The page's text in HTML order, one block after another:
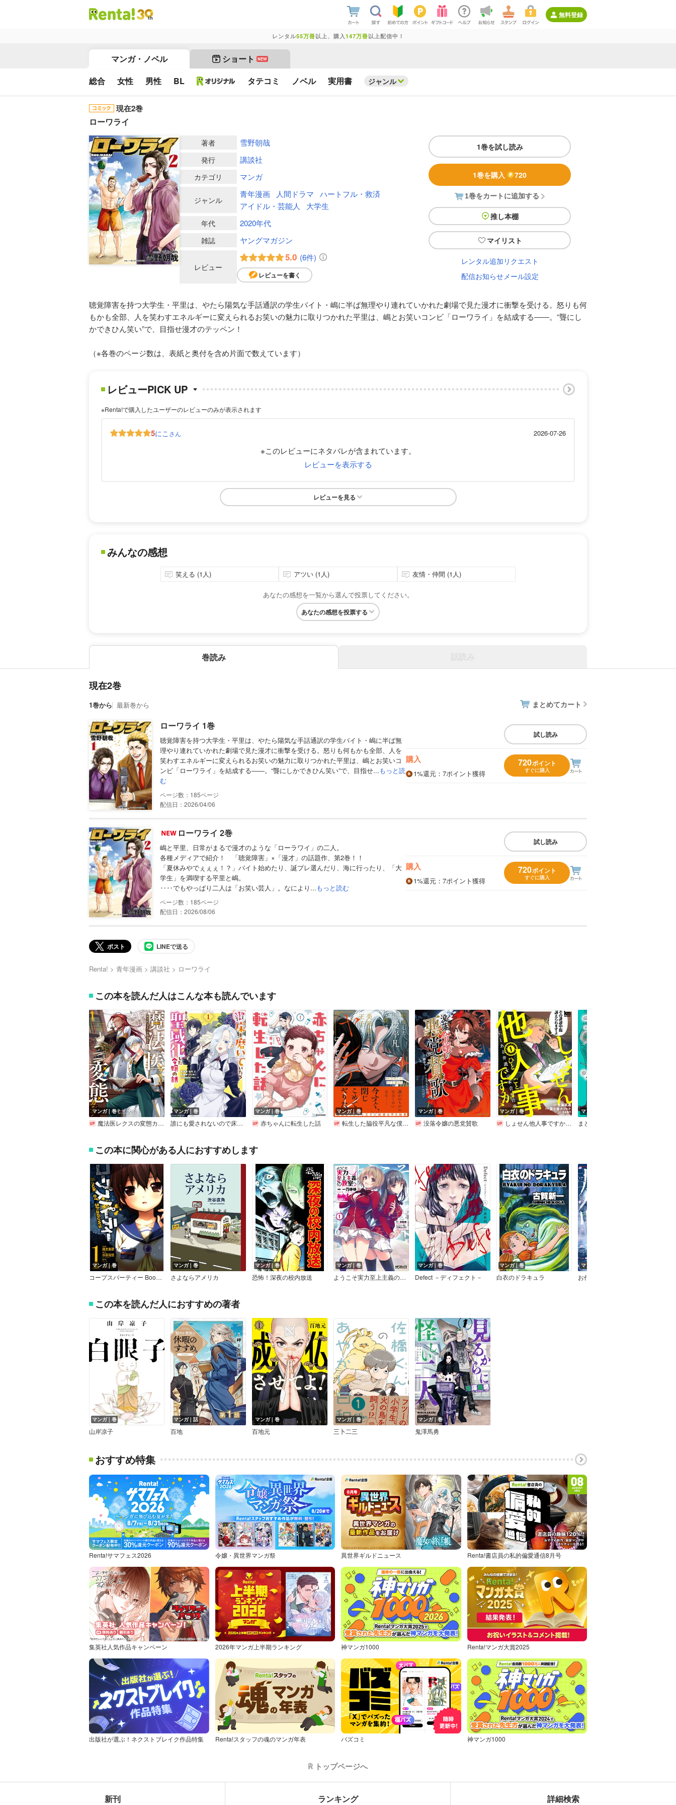
無料登録
レンタル55万冊以上、購入 147万冊以上配信中！
マンガ・ノベル ショート NEW
総合 女性 男性 BL タテコミ ノベル 実用書 ジャンル
現在2巻
ローワライ
1巻を試し読み
1巻を購入 720
1巻をカートに追加する
推し本棚
マイリスト
レンタル追加リクエスト
配信お知らせメール設定
著者 雪野朝哉
発行 講談社
カテゴリ マンガ
ジャンル
青年漫画 人間ドラマ
ハートフル・救済
アイドル・芸能人
大学生
年代 2020年代
雑誌 ヤングマガジン
レビュー
5.0 (6件)
レビューを書く
聴覚障害を持つ大学生・平里は、やたら陽気な手話通訳の学生バイト・嶋に半ば無理やり連れていかれた劇場で見た漫才に衝撃を受ける。怒りも何
もかも全部、人を笑わすエネルギーに変えられるお笑いの魅力に取りつかれた平里は、嶋とお笑いコンビ「ローワライ」を結成する――。“聾にし
かできひん笑い”で、目指せ漫才のテッペン！
（※各巻のページ数は、表紙と奥付を含め片面で数えています）
レビューPICK UP
※Renta!で購入したユーザーのレビューのみが表示されます
5にこ さん 2026-07-26
※このレビューにネタバレが含まれています。
レビューを表示する
レビューを見る
みんなの感想
笑える (1人) アツい (1人) 友情・仲間 (1人)
あなたの感想を一覧から選んで投票してください。
あなたの感想を投票する
巻読み
現在2巻
1巻から 最新巻から まとめてカート
ローワライ 1巻
聴覚障害を持つ大学生・平里は、やたら陽気な手話通訳の学生バイト・嶋に半ば無
理やり連れていかれた劇場で見た漫才に衝撃を受ける。怒りも何もかも全部、人を
笑わすエネルギーに変えられるお笑いの魅力に取りつかれた平里は、嶋とお笑いコ
ンビ「ローワライ」を結成する――。“聾にしかできひん笑い”で、目指せ...もっと読
む
185
配信日：2026/04/06
試し読み
購入
1%還元 ：7ポイント獲得
720ポイント
すぐに購入
ローワライ 2巻
嶋と平里、日常がまるで漫才のような「ローラワイ」の二人。
各種メディアで紹介！ 「聴覚障害」×「漫才」の話題作、第2巻！！
「夏休みやでぇぇぇ！？」バイト始めたり、誕プレ選んだり、海に行ったり、「大
学生」を満喫する平里と嶋。
‥‥でもやっぱり二人は「お笑い芸人」。なにより...もっと読む
185
配信日：2026/08/06
試し読み
購入
1%還元 ：7ポイント獲得
720ポイント
すぐに購入
ポスト LINEで送る
Renta! 青年漫画 講談社 ローワライ
この本を読んだ人はこんな本も読んでいます
マンガ｜巻
魔法医レクスの変態カルテ
マンガ｜巻
誰にも愛されないので床を磨いていたらそこが聖域化した令嬢の話（コミック）
マンガ｜巻
赤ちゃんに転生した話
マンガ｜巻
転生した脇役平凡な僕は、美形第二王子をヤンデレにしてしまった
マンガ｜巻
没落令嬢の悪党賛歌
マンガ｜巻
しょせん他人事ですから ～とある弁護士の本音の仕事～
マンガ｜巻
この本に関心がある人におすすめします
マンガ｜巻
コープスパーティー Book of Shadows
マンガ｜巻
さよならアメリカ
マンガ｜巻
恐怖！深夜の校内放送
マンガ｜巻
ようこそ実力至上主義の教室へ
マンガ｜巻
Defect －ディフェクト－
マンガ｜巻
白衣のドラキュラ
マンガ｜巻
お代はあなたの寿命です
この本を読んだ人におすすめの著者
マンガ｜巻
山岸凉子
マンガ｜話
百地
マンガ｜巻
百地元
マンガ｜巻
三卜二三
マンガ｜巻
鬼澤馬勇
おすすめ特集
Renta!サマフェス2026 令嬢・異世界マンガ祭 異世界ギルドニュース Renta!書店員の私的偏愛通信8月号
集英社人気作品キャンペーン 2026年マンガ上半期ランキング 神マンガ1000 Renta!マンガ大賞2025
出版社が選ぶ！ネクストブレイク作品特集 Renta!スタッフの魂のマンガ年表 バズコミ 神マンガ1000
トップページへ
新刊 ランキング 詳細検索